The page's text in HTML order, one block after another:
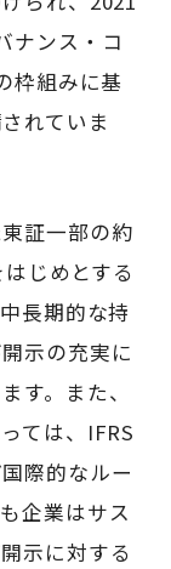
ナンス・コ
枠組みに基
れていま
証一部の約
じめとする
長期的な持
示の充実に
す。また、
ては、IFRS
際的なルー
企業はサス
示に対する